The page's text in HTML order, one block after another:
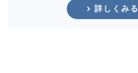
詳しくみる